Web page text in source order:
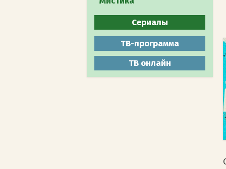
Сериалы
Боевики
Военные
ТВ-программа
ТВ онлайн